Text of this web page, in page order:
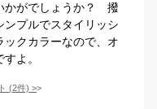
かがでしょうか？ 撥
プルでスタイリッシ
ックカラーなので、オ
よ。
(2件) >